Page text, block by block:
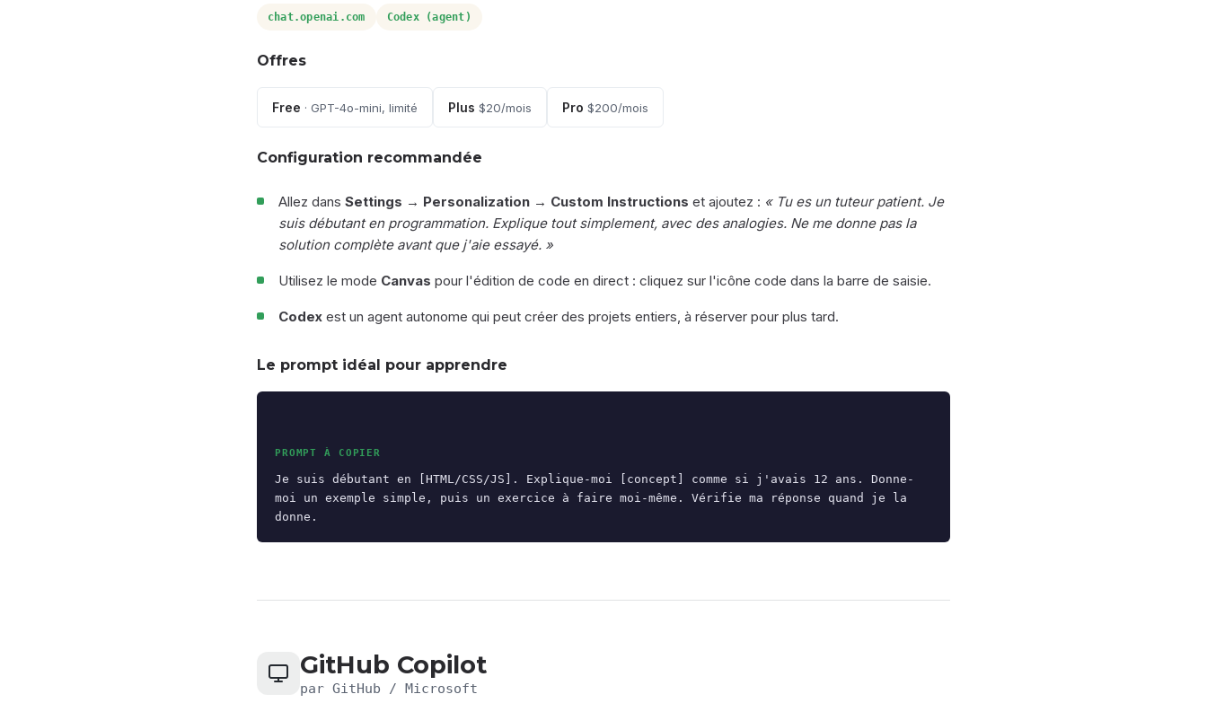
chat.openai.com Codex (agent)
Offres
Free · GPT-4o-mini, limité Plus $20/mois Pro $200/mois
Configuration recommandée
Allez dans Settings → Personalization → Custom Instructions et ajoutez : « Tu es un tuteur patient. Je
suis débutant en programmation. Explique tout simplement, avec des analogies. Ne me donne pas la
solution complète avant que j'aie essayé. »
Utilisez le mode Canvas pour l'édition de code en direct : cliquez sur l'icône code dans la barre de saisie.
Codex est un agent autonome qui peut créer des projets entiers, à réserver pour plus tard.
Le prompt idéal pour apprendre
PROMPT À COPIER
Je suis débutant en [HTML/CSS/JS]. Explique-moi [concept] comme si j'avais 12 ans. Donne-
moi un exemple simple, puis un exercice à faire moi-même. Vérifie ma réponse quand je la
donne.
GitHub Copilot
par GitHub / Microsoft